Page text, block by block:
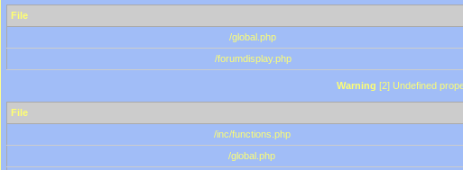
File
/global.php
/forumdisplay.php
Warning [2] Undefined
File
/inc/functions.php
/global.php